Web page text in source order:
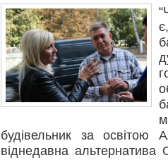
будівельник за
віднедавна